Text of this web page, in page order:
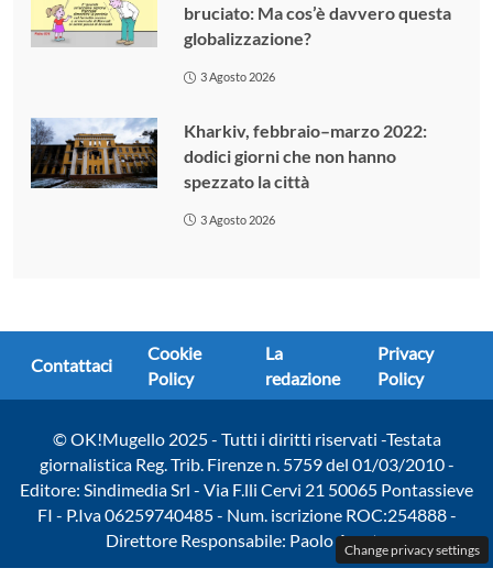
bruciato: Ma cos’è davvero questa
globalizzazione?
3 Agosto 2026
Kharkiv, febbraio–marzo 2022:
dodici giorni che non hanno
spezzato la città
3 Agosto 2026
Contattaci
Cookie
Policy
La
redazione
Privacy
Policy
© OK!Mugello 2025 - Tutti i diritti riservati -Testata
giornalistica Reg. Trib. Firenze n. 5759 del 01/03/2010 -
Editore: Sindimedia Srl - Via F.lli Cervi 21 50065 Pontassieve
FI - P.Iva 06259740485 - Num. iscrizione ROC:254888 -
Direttore Responsabile: Paolo AmatoChange privacy settings